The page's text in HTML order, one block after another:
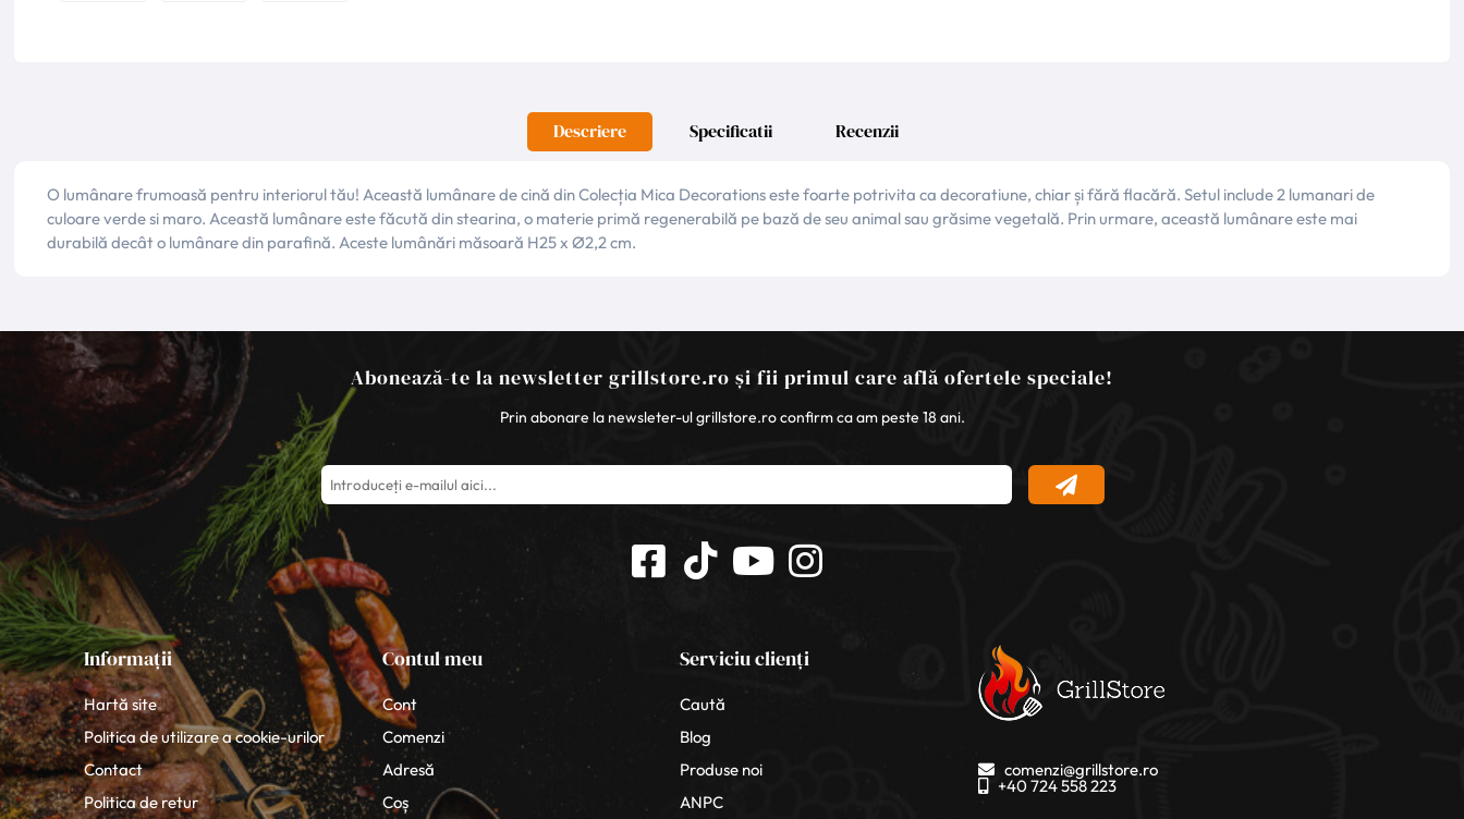
Descriere Specificatii Recenzii
O lumânare frumoasă pentru interiorul tău! Această lumânare de cină din Colecția Mica Decorations este foarte potrivita ca decoratiune, chiar și fără flacără. Setul include 2 lumanari de
culoare verde si maro. Această lumânare este făcută din stearina, o materie primă regenerabilă pe bază de seu animal sau grăsime vegetală. Prin urmare, această lumânare este mai
durabilă decât o lumânare din parafină. Aceste lumânări măsoară H25 x Ø2,2 cm.
Abonează-te la newsletter grillstore.ro și fii primul care află ofertele speciale!
Prin abonare la newsleter-ul grillstore.ro confirm ca am peste 18 ani.
Informații
Hartă site
Politica de utilizare a cookie-urilor
Contact
Politica de retur
Contul meu
Cont
Comenzi
Adresă
Coș
Serviciu clienți
Caută
Blog
Produse noi
ANPC
comenzi@grillstore.ro
+40 724 558 223